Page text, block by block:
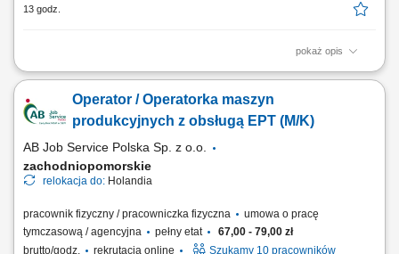
13 godz.
pokaż opis
Udział w produkcji prefabrykatów betonowych. Obsługa maszyn i
betonowaniem, zbrojeniem i przygotowaniem szalunków. Kontrola
jakości wykonywanych elementów. Przestrzeganie zasad
Operator / Operatorka maszyn
produkcyjnych z obsługą EPT (M/K)
AB Job Service Polska Sp. z o.o.
zachodniopomorskie
relokacja do: Holandia
pracownik fizyczny / pracowniczka fizyczna
umowa o pracę
tymczasową / agencyjna
pełny etat
67,00 - 79,00 zł
brutto/godz.
rekrutacja online Szukamy 10 pracowników